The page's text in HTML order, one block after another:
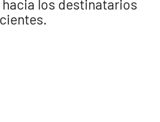
los destinatarios